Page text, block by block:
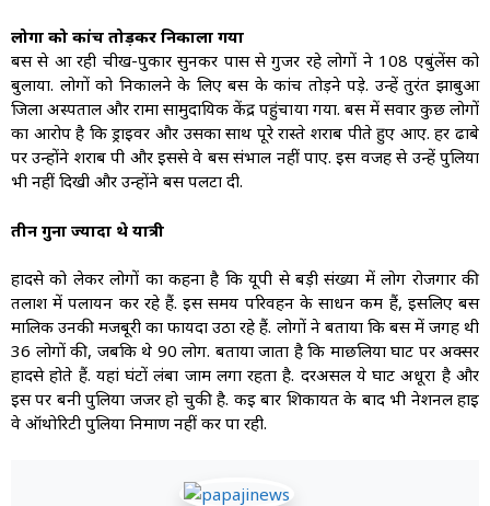
लोगों को कांच तोड़कर निकाला गया
बस से आ रही चीख-पुकार सुनकर पास से गुजर रहे लोगों ने 108 एबुंलेंस को
बुलाया. लोगों को निकालने के लिए बस के कांच तोड़ने पड़े. उन्हें तुरंत झाबुआ
जिला अस्पताल और रामा सामुदायिक केंद्र पहुंचाया गया. बस में सवार कुछ लोगों
का आरोप है कि ड्राइवर और उसका साथ पूरे रास्ते शराब पीते हुए आए. हर ढाबे
पर उन्होंने शराब पी और इससे वे बस संभाल नहीं पाए. इस वजह से उन्हें पुलिया
भी नहीं दिखी और उन्होंने बस पलटा दी.
तीन गुना ज्यादा थे यात्री
हादसे को लेकर लोगों का कहना है कि यूपी से बड़ी संख्या में लोग रोजगार की
तलाश में पलायन कर रहे हैं. इस समय परिवहन के साधन कम हैं, इसलिए बस
मालिक उनकी मजबूरी का फायदा उठा रहे हैं. लोगों ने बताया कि बस में जगह थी
36 लोगों की, जबकि थे 90 लोग. बताया जाता है कि माछलिया घाट पर अक्सर
हादसे होते हैं. यहां घंटों लंबा जाम लगा रहता है. दरअसल ये घाट अधूरा है और
इस पर बनी पुलिया जर्जर हो चुकी है. कई बार शिकायत के बाद भी नेशनल हाई
वे ऑथोरिटी पुलिया निर्माण नहीं कर पा रही.